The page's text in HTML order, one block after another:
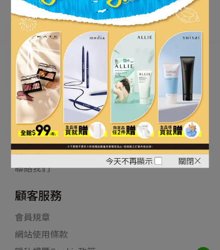
立即購買
今天不再顯示 關閉
關注最新資訊
關於我們
品牌故事
聯絡我們
顧客服務
會員規章
網站使用條款